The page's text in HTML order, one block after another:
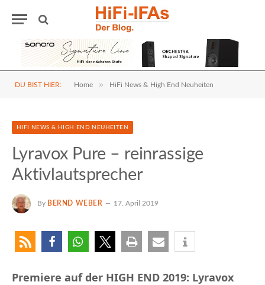
DU BIST HIER: Home » HiFi News & High End Neuheiten
HIFI NEWS & HIGH END NEUHEITEN
Lyravox Pure – reinrassige
Aktivlautsprecher
By BERND WEBER 17. April 2019
Premiere auf der HIGH END 2019: Lyravox